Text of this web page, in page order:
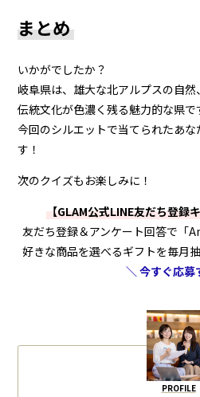
まとめ
いかがでしたか？
岐阜県は、雄大な北アルプスの自
伝統文化が色濃く残る魅力的な県で
今回のシルエットで当てられたあ
す！
次のクイズもお楽しみに！
【GLAM公式LINE友だち登録
友だち登録＆アンケート回答で「
好きな商品を選べるギフトを毎月
＼ 今すぐ応募
PROFILE